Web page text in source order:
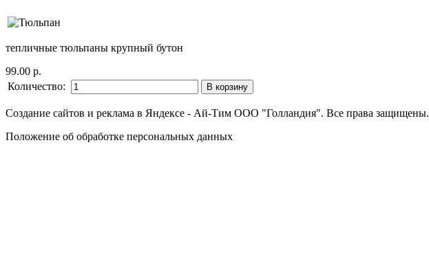
тепличные тюльпаны крупный бутон
99.00 р.
Количество:
Создание сайтов и реклама в Яндексе - Ай-Тим ООО "Голландия". Все права защищены.
Положение об обработке персональных данных